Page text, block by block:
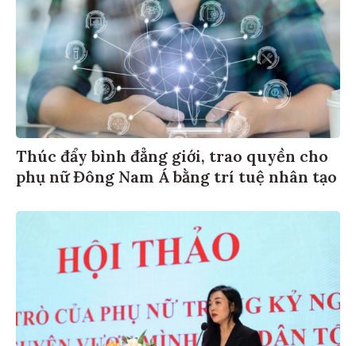
Thúc đẩy bình đẳng giới, trao quyền cho
phụ nữ Đông Nam Á bằng trí tuệ nhân tạo